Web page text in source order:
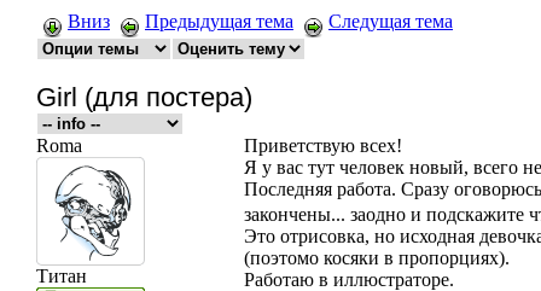
Вниз Предыдущая тема Следущая тема
Girl (для постера)
Roma
Титан
Приветствую всех!
Я у вас тут человек новый, всего
Последняя работа. Сразу
закончены... заодно и подскажите
Это отрисовка, но исходная
(поэтомо косяки в пропорциях).
Работаю в иллюстраторе.